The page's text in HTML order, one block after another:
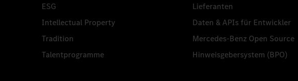
ESG
Intellectual Property
Tradition
Talentprogramme
Lieferanten
Daten & APIs für Entwickler
Mercedes-Benz Open Source
Hinweisgebersystem (BPO)